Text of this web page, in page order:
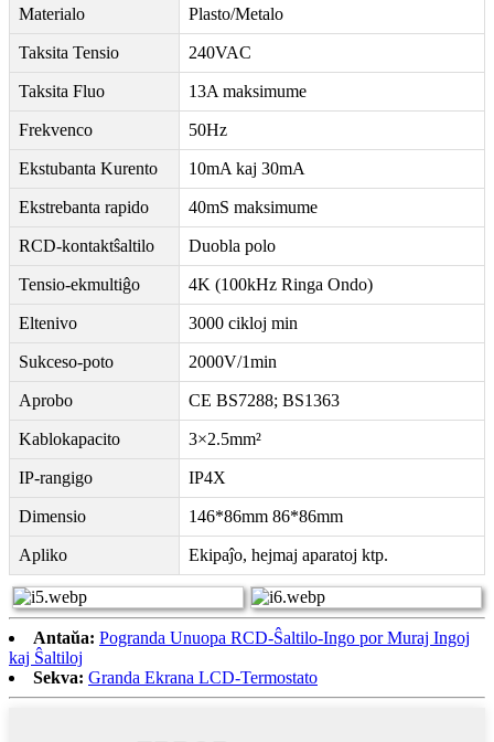
Materialo Plasto/Metalo
Taksita Tensio 240VAC
Taksita Fluo 13A maksimume
Frekvenco 50Hz
Ekstubanta Kurento 10mA kaj 30mA
Ekstrebanta rapido 40mS maksimume
RCD-kontaktŝaltilo Duobla polo
Tensio-ekmultiĝo 4K (100kHz Ringa Ondo)
Eltenivo 3000 cikloj min
Sukceso-poto 2000V/1min
Aprobo CE BS7288; BS1363
Kablokapacito 3×2.5mm²
IP-rangigo IP4X
Dimensio 146*86mm 86*86mm
Apliko Ekipaĵo, hejmaj aparatoj ktp.
Antaŭa: Pogranda Unuopa RCD-Ŝaltilo-Ingo por Muraj Ingoj
kaj Ŝaltiloj
Sekva: Granda Ekrana LCD-Termostato